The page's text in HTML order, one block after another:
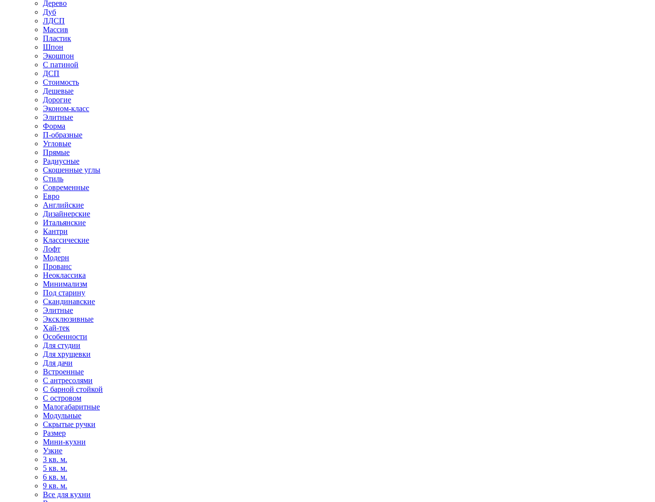
Дерево
Дуб
ЛДСП
Массив
Пластик
Шпон
Экошпон
С патиной
ДСП
Стоимость
Дешевые
Дорогие
Эконом-класс
Элитные
Форма
П-образные
Угловые
Прямые
Радиусные
Скошенные углы
Стиль
Современные
Евро
Английские
Дизайнерские
Итальянские
Кантри
Классические
Лофт
Модерн
Прованс
Неоклассика
Минимализм
Под старину
Скандинавские
Элитные
Эксклюзивные
Хай-тек
Особенности
Для студии
Для хрущевки
Для дачи
Встроенные
С антресолями
С барной стойкой
С островом
Малогабаритные
Модульные
Скрытые ручки
Размер
Мини-кухни
Узкие
3 кв. м.
5 кв. м.
6 кв. м.
9 кв. м.
Все для кухни